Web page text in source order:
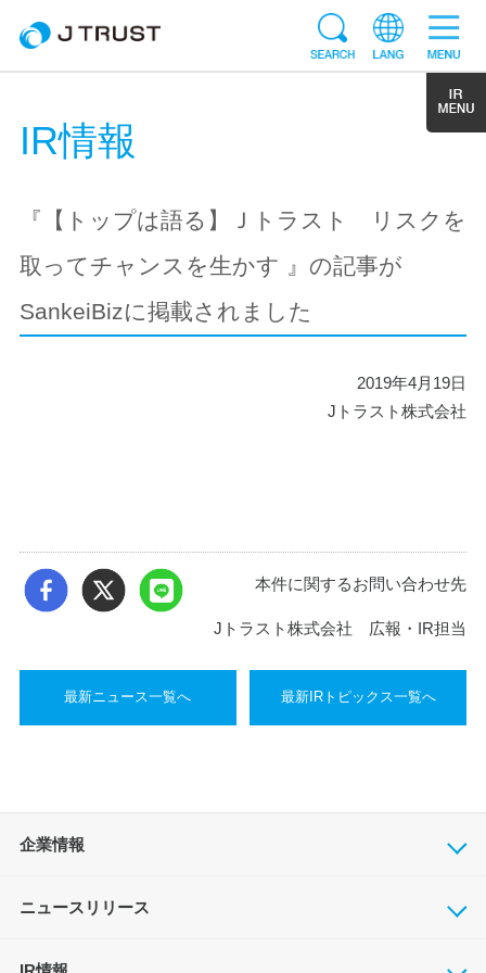
IR情報
『【トップは語る】Ｊトラスト リスクを
取ってチャンスを生かす 』の記事が
SankeiBizに掲載されました
2019年4月19日
Jトラスト株式会社
本件に関するお問い合わせ先
Jトラスト株式会社 広報・IR担当
最新ニュース一覧へ 最新IRトピックス一覧へ
企業情報
ニュースリリース